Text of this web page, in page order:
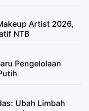
Artist 2026,
NTB
Pengelolaan
Ubah Limbah